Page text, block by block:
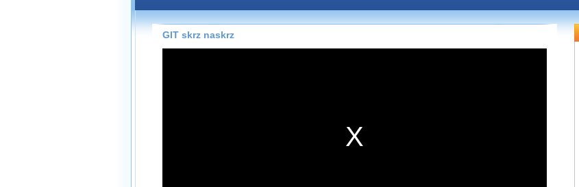
Záznamy na našem webu můžete pohodlně sledovat
přímo na stránce s využitím našehoHTML 5nebo
Silverlightpřehrávače.
GIT skrz naskrz